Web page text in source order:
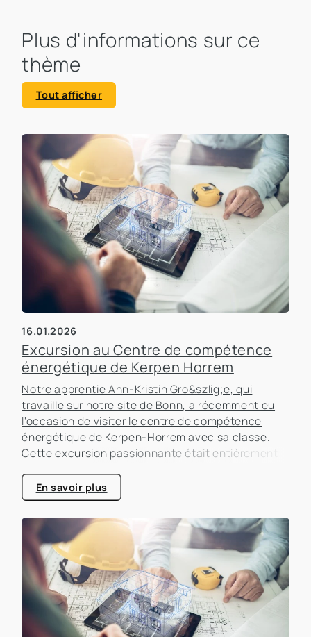
Plus d'informations sur ce
thème
Tout afficher
16.01.2026
Excursion au Centre de compétence
énergétique de Kerpen Horrem
Notre apprentie Ann-Kristin Gro&szlig;e, qui
travaille sur notre site de Bonn, a récemment eu
l'occasion de visiter le centre de compétence
énergétique de Kerpen-Horrem avec sa classe.
Cette excursion passionnante était entièrement
bâtiments, un sujet qui prend de plus en plus
d'importance dans le secteur immobilier.
En savoir plus